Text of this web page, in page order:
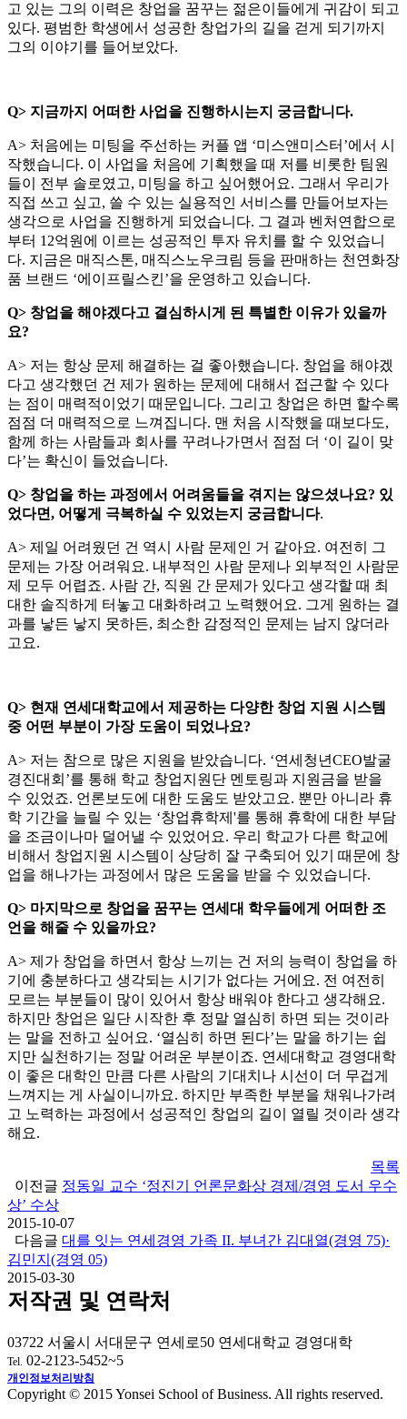
고 있는 그의 이력은 창업을 꿈꾸는 젊은이들에게 귀감이 되고
있다. 평범한 학생에서 성공한 창업가의 길을 걷게 되기까지
그의 이야기를 들어보았다.
Q> 지금까지 어떠한 사업을 진행하시는지 궁금합니다.
A> 처음에는 미팅을 주선하는 커플 앱 ‘미스앤미스터’에서 시
작했습니다. 이 사업을 처음에 기획했을 때 저를 비롯한 팀원
들이 전부 솔로였고, 미팅을 하고 싶어했어요. 그래서 우리가
직접 쓰고 싶고, 쓸 수 있는 실용적인 서비스를 만들어보자는
생각으로 사업을 진행하게 되었습니다. 그 결과 벤처연합으로
부터 12억원에 이르는 성공적인 투자 유치를 할 수 있었습니
다. 지금은 매직스톤, 매직스노우크림 등을 판매하는 천연화장
품 브랜드 ‘에이프릴스킨’을 운영하고 있습니다.
Q> 창업을 해야겠다고 결심하시게 된 특별한 이유가 있을까
요?
A> 저는 항상 문제 해결하는 걸 좋아했습니다. 창업을 해야겠
다고 생각했던 건 제가 원하는 문제에 대해서 접근할 수 있다
는 점이 매력적이었기 때문입니다. 그리고 창업은 하면 할수록
점점 더 매력적으로 느껴집니다. 맨 처음 시작했을 때보다도,
함께 하는 사람들과 회사를 꾸려나가면서 점점 더 ‘이 길이 맞
다’는 확신이 들었습니다.
Q> 창업을 하는 과정에서 어려움들을 겪지는 않으셨나요? 있
었다면, 어떻게 극복하실 수 있었는지 궁금합니다.
A> 제일 어려웠던 건 역시 사람 문제인 거 같아요. 여전히 그
문제는 가장 어려워요. 내부적인 사람 문제나 외부적인 사람문
제 모두 어렵죠. 사람 간, 직원 간 문제가 있다고 생각할 때 최
대한 솔직하게 터놓고 대화하려고 노력했어요. 그게 원하는 결
과를 낳든 낳지 못하든, 최소한 감정적인 문제는 남지 않더라
고요.
Q> 현재 연세대학교에서 제공하는 다양한 창업 지원 시스템
중 어떤 부분이 가장 도움이 되었나요?
A> 저는 참으로 많은 지원을 받았습니다. ‘연세청년CEO발굴
경진대회’를 통해 학교 창업지원단 멘토링과 지원금을 받을
수 있었죠. 언론보도에 대한 도움도 받았고요. 뿐만 아니라 휴
학 기간을 늘릴 수 있는 ‘창업휴학제'를 통해 휴학에 대한 부담
을 조금이나마 덜어낼 수 있었어요. 우리 학교가 다른 학교에
비해서 창업지원 시스템이 상당히 잘 구축되어 있기 때문에 창
업을 해나가는 과정에서 많은 도움을 받을 수 있었습니다.
Q> 마지막으로 창업을 꿈꾸는 연세대 학우들에게 어떠한 조
언을 해줄 수 있을까요?
A> 제가 창업을 하면서 항상 느끼는 건 저의 능력이 창업을 하
기에 충분하다고 생각되는 시기가 없다는 거에요. 전 여전히
모르는 부분들이 많이 있어서 항상 배워야 한다고 생각해요.
하지만 창업은 일단 시작한 후 정말 열심히 하면 되는 것이라
는 말을 전하고 싶어요. ‘열심히 하면 된다’는 말을 하기는 쉽
지만 실천하기는 정말 어려운 부분이죠. 연세대학교 경영대학
이 좋은 대학인 만큼 다른 사람의 기대치나 시선이 더 무겁게
느껴지는 게 사실이니까요. 하지만 부족한 부분을 채워나가려
고 노력하는 과정에서 성공적인 창업의 길이 열릴 것이라 생각
해요.
목록
이전글 정동일 교수 ‘정진기 언론문화상 경제/경영 도서 우수
상’ 수상
2015-10-07
다음글 대를 잇는 연세경영 가족 II. 부녀간 김대열(경영 75)·
김민지(경영 05)
2015-03-30
저작권 및 연락처
03722 서울시 서대문구 연세로50 연세대학교 경영대학
Tel. 02-2123-5452~5
개인정보처리방침
Copyright © 2015 Yonsei School of Business. All rights reserved.